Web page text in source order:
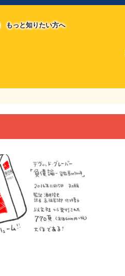
もっと知りたい方へ